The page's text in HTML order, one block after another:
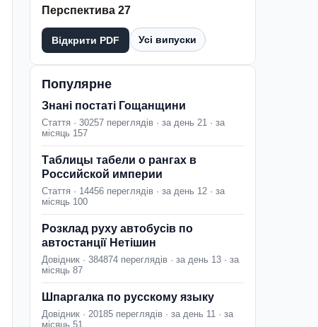
Перспектива 27
Відкрити PDF Усі випуски
Популярне
Знані постаті Гощанщини
Стаття · 30257 переглядів · за день 21 · за
місяць 157
Таблицы табели о рангах в
Российской империи
Стаття · 14456 переглядів · за день 12 · за
місяць 100
Розклад руху автобусів по
автостанції Нетішин
Довідник · 384874 переглядів · за день 13 · за
місяць 87
Шпаргалка по русскому языку
Довідник · 20185 переглядів · за день 11 · за
місяць 51